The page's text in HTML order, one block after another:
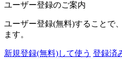
ユーザー登録のご案内
ユーザー登録(無料)することで
ます。
新規登録(無料)して使う 登録済